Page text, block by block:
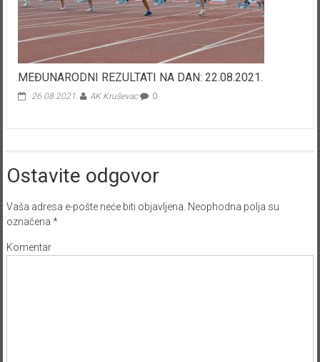
MEĐUNARODNI REZULTATI NA DAN: 22.08.2021.
26.08.2021. AK Kruševac 0
Ostavite odgovor
Vaša adresa e-pošte neće biti objavljena. Neophodna polja su
označena *
Komentar